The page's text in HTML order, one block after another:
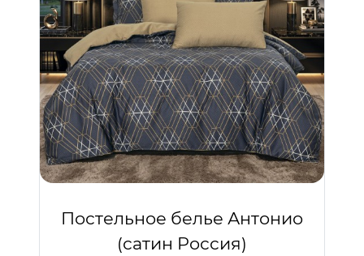
Постельное белье Антонио
(сатин Россия)